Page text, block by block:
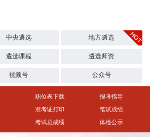
中央遴选 地方遴选
遴选课程 遴选师资
视频号 公众号
职位表下载
报考指导
准考证打印
笔试成绩
考试总成绩 体检公示